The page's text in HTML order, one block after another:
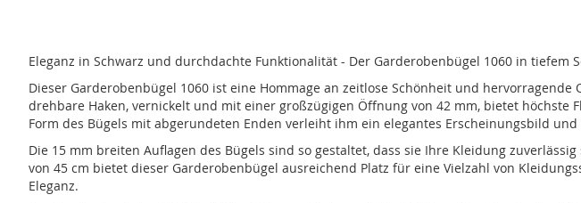
Eleganz in Schwarz und durchdachte Funktionalität - Der Garderobenbügel 1060 in tiefem
Dieser Garderobenbügel 1060 ist eine Hommage an zeitlose Schönheit und
drehbare Haken, vernickelt und mit einer großzügigen Öffnung von 42 mm, bietet
Form des Bügels mit abgerundeten Enden verleiht ihm ein elegantes Erscheinungsbild
Die 15 mm breiten Auflagen des Bügels sind so gestaltet, dass sie Ihre Kleidung
von 45 cm bietet dieser Garderobenbügel ausreichend Platz für eine Vielzahl von
Eleganz.